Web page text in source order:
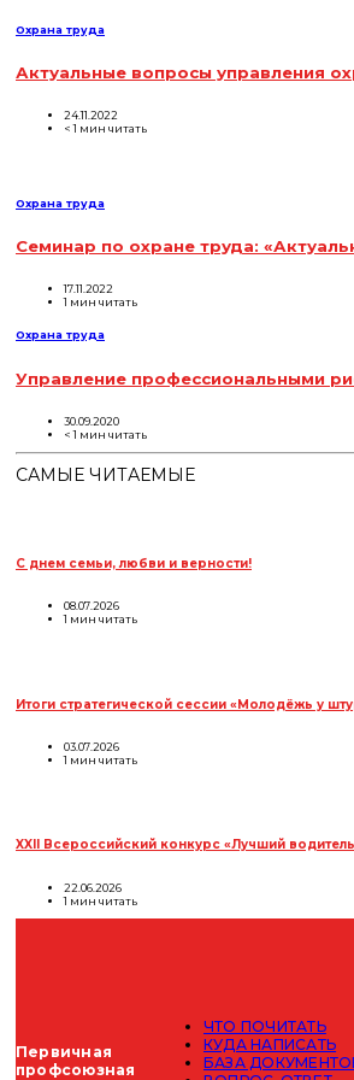
Охрана труда
Актуальные вопросы управления
24.11.2022
< 1 мин читать
Охрана труда
Семинар по охране труда:
17.11.2022
1 мин читать
Охрана труда
Управление профессиональными
30.09.2020
< 1 мин читать
САМЫЕ ЧИТАЕМЫЕ
С днем семьи, любви и верности!
08.07.2026
1 мин читать
Итоги стратегической сессии «Молодёжь у
03.07.2026
1 мин читать
XXII Всероссийский конкурс «Лучший
22.06.2026
1 мин читать
Первичная
профсоюзная
ЧТО ПОЧИТАТЬ
КУДА НАПИСАТЬ
БАЗА